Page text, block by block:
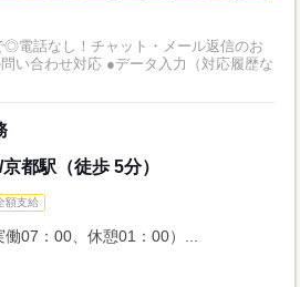
◎電話なし！チャット・メール返信のお
都駅（徒歩 5分）
額支給
07：00、休憩01：00）...